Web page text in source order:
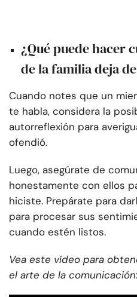
¿Qué puede hacer
de la familia deja
Cuando notes que un
te habla, considera la
autorreflexión para
ofendió.
Luego, asegúrate de
honestamente con ellos
hiciste. Prepárate para
para procesar sus
cuando estén listos.
Vea este vídeo para
el arte de la comunicación: